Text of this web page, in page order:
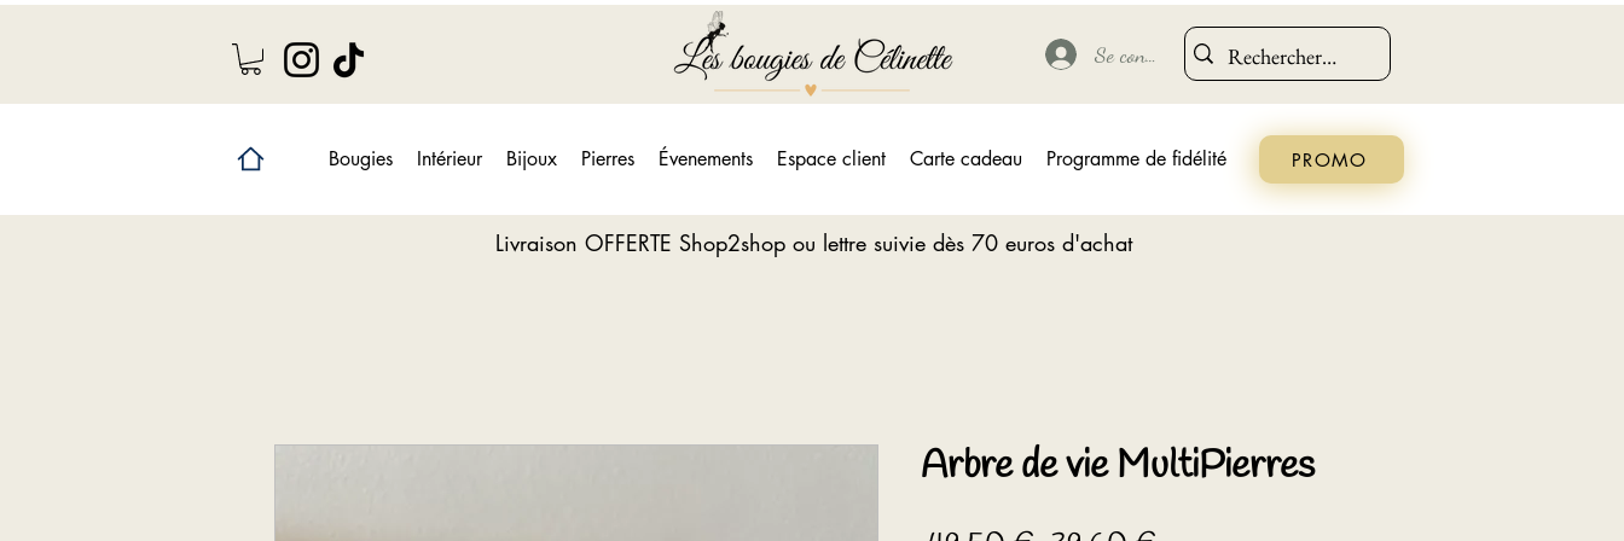
Se connecter
Bougies Intérieur Bijoux Pierres Évenements Espace client Carte cadeau Programme de fidélité PROMO
Livraison OFFERTE Shop2shop ou lettre suivie dès 70 euros d'achat
Arbre de vie MultiPierres